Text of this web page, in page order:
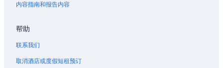
内容指南和报告内容
帮助
联系我们
取消酒店或度假短租预订